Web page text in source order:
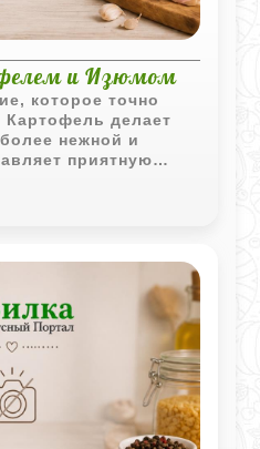
и Изюмом
которое точно
Картофель делает
нежной и
приятную
вариант для
полдника, когда
сметаны -